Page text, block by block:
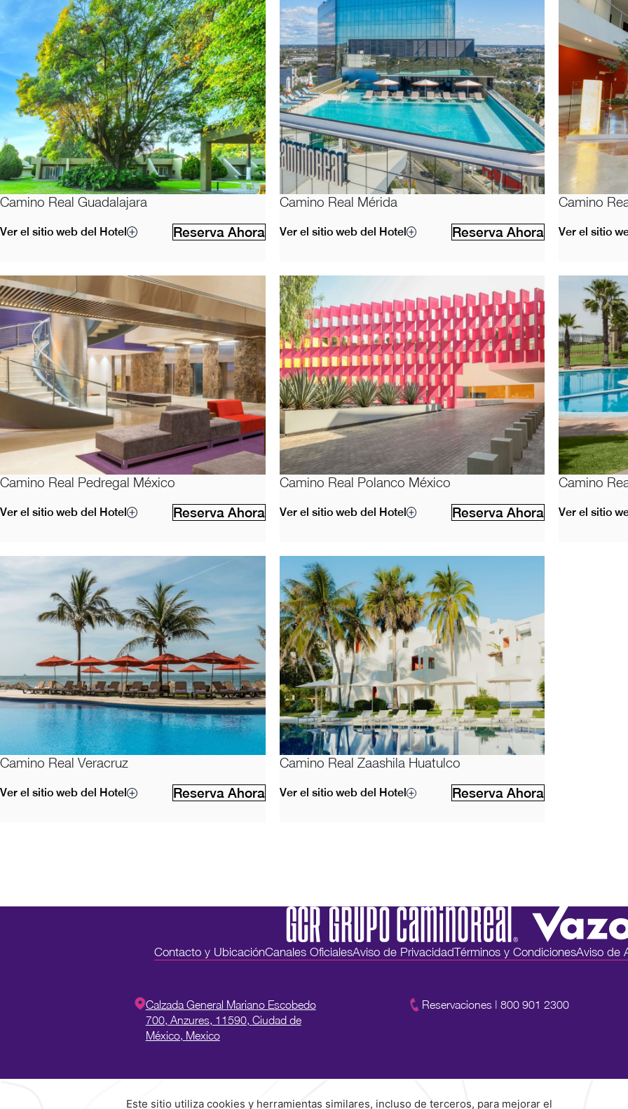
Camino Real Guadalajara
Ver el sitio web del Hotel Reserva Ahora
Camino Real Mérida
Ver el sitio web del Hotel Reserva Ahora
Camino
Ver el sitio
Camino Real Pedregal México
Ver el sitio web del Hotel Reserva Ahora
Camino Real Polanco México
Ver el sitio web del Hotel Reserva Ahora
Camino
Ver el sitio
Camino Real Veracruz
Ver el sitio web del Hotel Reserva Ahora
Camino Real Zaashila Huatulco
Ver el sitio web del Hotel Reserva Ahora
Contacto y UbicaciónCanales OficialesAviso de PrivacidadTérminos y CondicionesAviso de
Calzada General Mariano Escobedo
700, Anzures, 11590, Ciudad de
México, Mexico
Reservaciones |800 901 2300
Explora Nuestras Marcas